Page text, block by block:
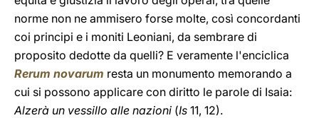
norme non ne ammisero forse molte, così concordanti
coi principi e i moniti Leoniani, da sembrare di
proposito dedotte da quelli? E veramente l'enciclica
Rerum novarum resta un monumento memorando a
cui si possono applicare con diritto le parole di Isaia:
Alzerà un vessillo alle nazioni (Is 11, 12).